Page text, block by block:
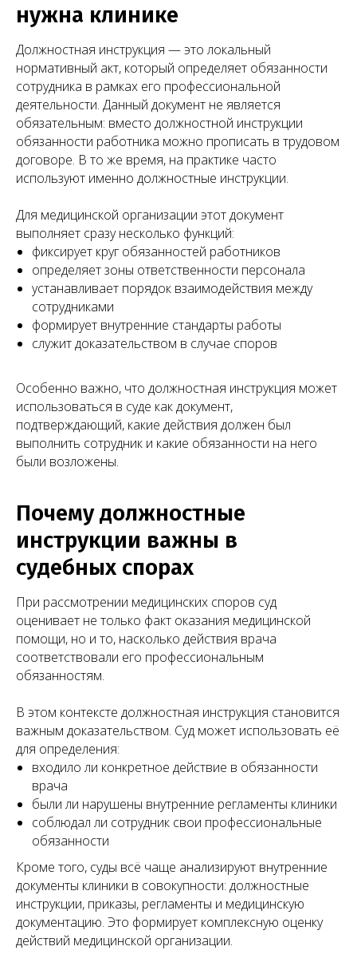
нужна клинике
Должностная инструкция — это локальный
нормативный акт, который определяет обязанности
сотрудника в рамках его профессиональной
деятельности. Данный документ не является
обязательным: вместо должностной инструкции
обязанности работника можно прописать в трудовом
договоре. В то же время, на практике часто
используют именно должностные инструкции.
Для медицинской организации этот документ
выполняет сразу несколько функций:
фиксирует круг обязанностей работников
определяет зоны ответственности персонала
устанавливает порядок взаимодействия между
сотрудниками
формирует внутренние стандарты работы
служит доказательством в случае споров
Особенно важно, что должностная инструкция может
использоваться в суде как документ,
подтверждающий, какие действия должен был
выполнить сотрудник и какие обязанности на него
были возложены.
Почему должностные
инструкции важны в
судебных спорах
При рассмотрении медицинских споров суд
оценивает не только факт оказания медицинской
помощи, но и то, насколько действия врача
соответствовали его профессиональным
обязанностям.
В этом контексте должностная инструкция становится
важным доказательством. Суд может использовать её
для определения:
входило ли конкретное действие в обязанности
врача
были ли нарушены внутренние регламенты клиники
соблюдал ли сотрудник свои профессиональные
обязанности
Кроме того, суды всё чаще анализируют внутренние
документы клиники в совокупности: должностные
инструкции, приказы, регламенты и медицинскую
документацию. Это формирует комплексную оценку
действий медицинской организации.